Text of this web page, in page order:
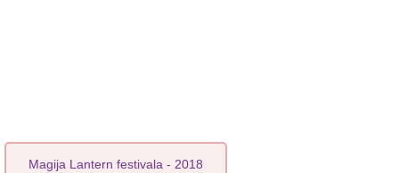
Magija Lantern festivala - 2018